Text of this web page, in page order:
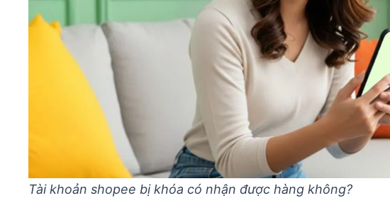
Tài khoản shopee bị khóa có nhận được hàng không?